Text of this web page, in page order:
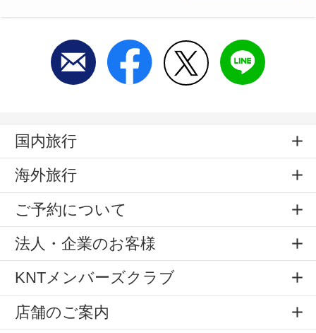
国内旅行
海外旅行
ご予約について
法人・企業のお客様
KNTメンバーズクラブ
店舗のご案内